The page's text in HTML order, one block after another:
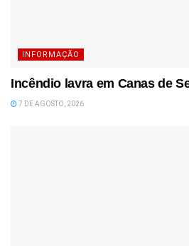
INFORMAÇÃO
Incêndio lavra em Canas de
7 DE AGOSTO, 2026